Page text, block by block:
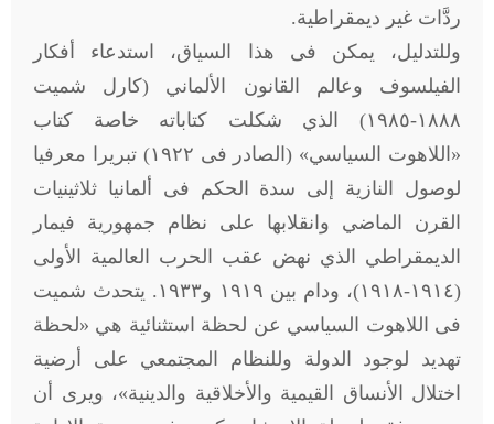
ردَّات غير ديمقراطية.
وللتدليل، يمكن فى هذا السياق، استدعاء أفكار
الفيلسوف وعالم القانون الألماني (كارل شميت
١٨٨٨-١٩٨٥) الذي شكلت كتاباته خاصة كتاب
«اللاهوت السياسي» (الصادر فى ١٩٢٢) تبريرا معرفيا
لوصول النازية إلى سدة الحكم فى ألمانيا ثلاثينيات
القرن الماضي وانقلابها على نظام جمهورية فيمار
الديمقراطي الذي نهض عقب الحرب العالمية الأولى
(١٩١٤-١٩١٨)، ودام بين ١٩١٩ و١٩٣٣. يتحدث شميت
فى اللاهوت السياسي عن لحظة استثنائية هي «لحظة
تهديد لوجود الدولة وللنظام المجتمعي على أرضية
اختلال الأنساق القيمية والأخلاقية والدينية»، ويرى أن